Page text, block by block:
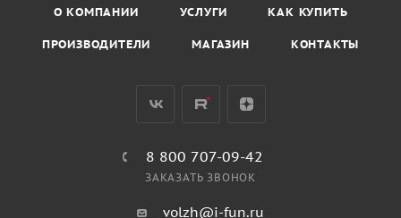
О КОМПАНИИ УСЛУГИ КАК КУПИТЬ
ПРОИЗВОДИТЕЛИ МАГАЗИН КОНТАКТЫ
8 800 707-09-42
ЗАКАЗАТЬ ЗВОНОК
volzh@i-fun.ru